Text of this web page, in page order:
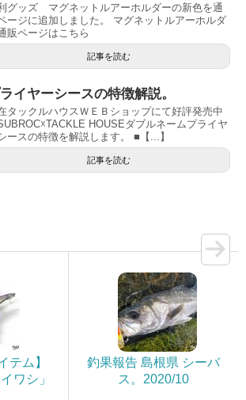
グッズ マグネットルアーホルダーの新色を通
ージに追加しました。 マグネットルアーホルダ
販ページはこちら
記事を読む
イヤーシースの特徴解説。
タックルハウスＷＥＢショップにて好評発売中
HOUSEダブルネームプライヤ
ースの特徴を解説します。 ■【...】
記事を読む
テム】
ワシ」
釣果報告 島根県 シーバ
ス。2020/10